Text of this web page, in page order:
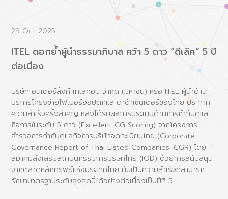
29 Oct 2025
ITEL ตอกย้ำผู้นำธรรมาภิบาล คว้า 5 ดาว “ดีเลิศ” 5 ปี
ต่อเนื่อง
บริษัท อินเตอร์ลิ้งค์ เทเลคอม จำกัด (มหาชน) หรือ ITEL ผู้นำด้าน
บริการโครงข่ายไฟเบอร์ออปติกและดาต้าเซ็นเตอร์ของไทย ประกาศ
ความสำเร็จครั้งสำคัญ หลังได้รับผลการประเมินด้านการกำกับดูแล
กิจการในระดับ 5 ดาว (Excellent CG Scoring) จากโครงการ
สำรวจการกำกับดูแลกิจการบริษัทจดทะเบียนไทย (Corporate
Governance Report of Thai Listed Companies: CGR) โดย
สมาคมส่งเสริมสถาบันกรรมการบริษัทไทย (IOD) ด้วยการสนับสนุน
จากตลาดหลักทรัพย์แห่งประเทศไทย นับเป็นความสำเร็จที่สามารถ
รักษามาตรฐานระดับสูงสุดนี้ได้อย่างต่อเนื่องเป็นปีที่ 5